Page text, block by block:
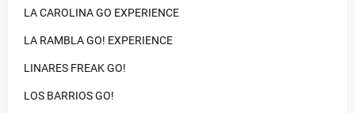
LA CAROLINA GO EXPERIENCE
LA RAMBLA GO! EXPERIENCE
LINARES FREAK GO!
LOS BARRIOS GO!